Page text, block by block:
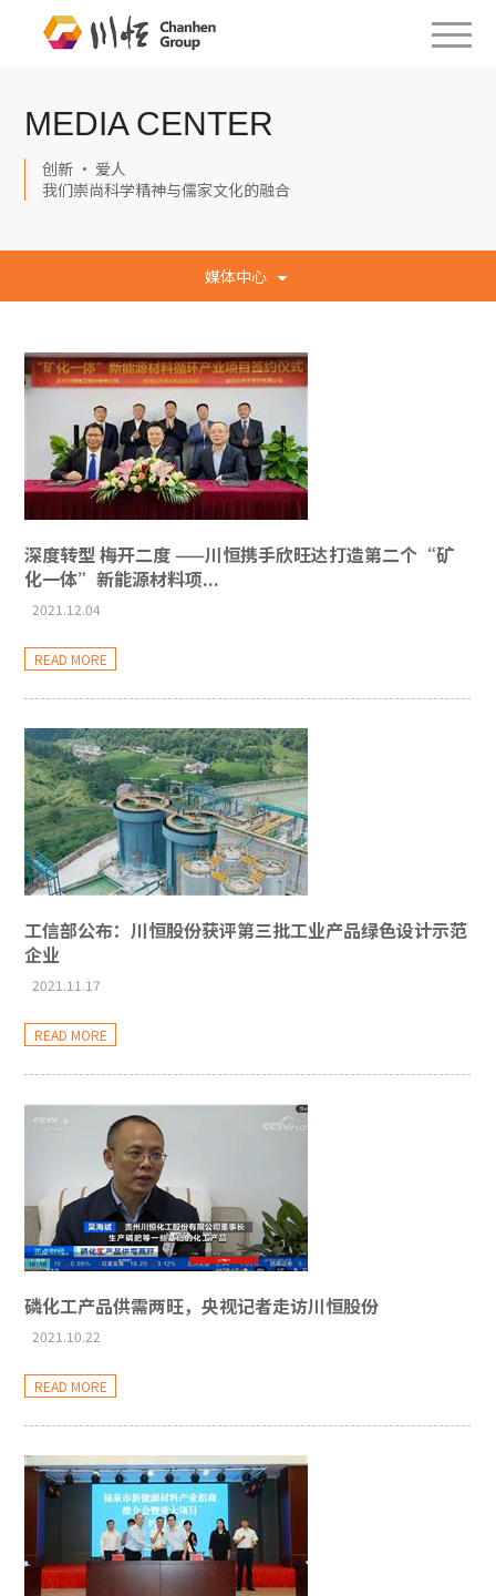
MEDIA CENTER
创新 · 爱人
我们崇尚科学精神与儒家文化的融合
媒体中心
深度转型 梅开二度 ——川恒携手欣旺达打造第二个“矿
化一体”新能源材料项...
2021.12.04
READ MORE
工信部公布：川恒股份获评第三批工业产品绿色设计示范
企业
2021.11.17
READ MORE
磷化工产品供需两旺，央视记者走访川恒股份
2021.10.22
READ MORE